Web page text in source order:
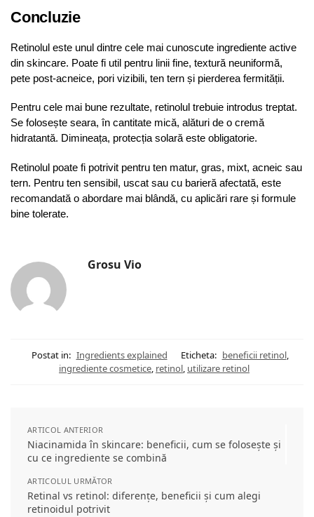
Concluzie
Retinolul este unul dintre cele mai cunoscute ingrediente active
din skincare. Poate fi util pentru linii fine, textură neuniformă,
pete post-acneice, pori vizibili, ten tern și pierderea fermității.
Pentru cele mai bune rezultate, retinolul trebuie introdus treptat.
Se folosește seara, în cantitate mică, alături de o cremă
hidratantă. Dimineața, protecția solară este obligatorie.
Retinolul poate fi potrivit pentru ten matur, gras, mixt, acneic sau
tern. Pentru ten sensibil, uscat sau cu barieră afectată, este
recomandată o abordare mai blândă, cu aplicări rare și formule
bine tolerate.
Grosu Vio
Postat in: Ingredients explained Eticheta: beneficii retinol,
ingrediente cosmetice, retinol, utilizare retinol
ARTICOL ANTERIOR
Niacinamida în skincare: beneficii, cum se folosește și
cu ce ingrediente se combină
ARTICOLUL URMĂTOR
Retinal vs retinol: diferențe, beneficii și cum alegi
retinoidul potrivit